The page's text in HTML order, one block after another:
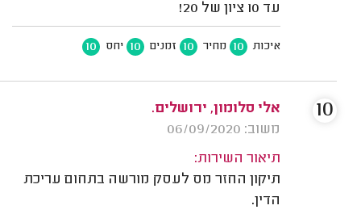
עד 10 ציון של 20!
איכות 10 מחיר 10 זמנים 10 יחס 10
אלי סלומון, ירושלים.
משוב: 06/09/2020
תיאור השירות:
תיקון החזר מס לעסק מורשה בתחום עריכת
הדין.
10